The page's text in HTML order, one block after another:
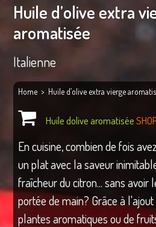
Huile d’olive extra
aromatisée
Italienne
Home > Huile d’olive extra vierge
Huile dolive aromatisée
En cuisine, combien de fois
un plat avec la saveur
fraîcheur du citron... sans avoir
portée de main? Grâce à
plantes aromatiques ou de